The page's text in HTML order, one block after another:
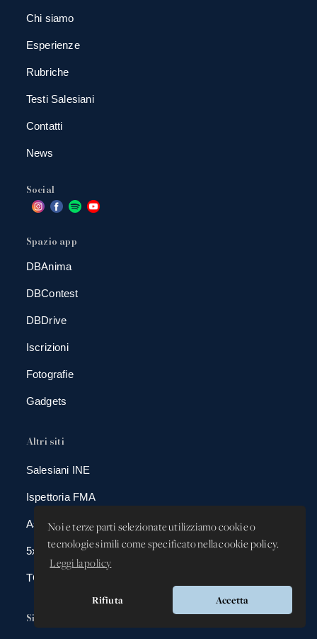
Noi e terze parti selezionate utilizziamo cookie o
tecnologie simili come specificato nella cookie policy.
Leggi la policy
Rifiuta Accetta
Chi siamo
Esperienze
Rubriche
Testi Salesiani
Contatti
News
Social
Spazio app
DBAnima
DBContest
DBDrive
Iscrizioni
Fotografie
Gadgets
Altri siti
Salesiani INE
Ispettoria FMA
Associazione Donboscoland
5x1000
TGS Eurogroup
Sicurezza